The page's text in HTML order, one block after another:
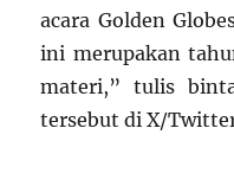
acara Golden
ini merupakan
materi,” tulis
tersebut di X/